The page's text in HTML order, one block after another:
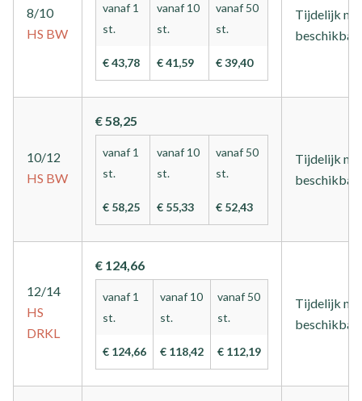
8/10
HS BW
vanaf 1
st.
€ 43,78
vanaf 10
st.
€ 41,59
vanaf 50
st.
€ 39,40
Tijdelijk
10/12
HS BW
€ 58,25
vanaf 1
st.
€ 58,25
vanaf 10
st.
€ 55,33
vanaf 50
st.
€ 52,43
Tijdelijk
12/14
HS
DRKL
€ 124,66
vanaf 1
st.
€ 124,66
vanaf 10
st.
€ 118,42
vanaf 50
st.
€ 112,19
Tijdelijk